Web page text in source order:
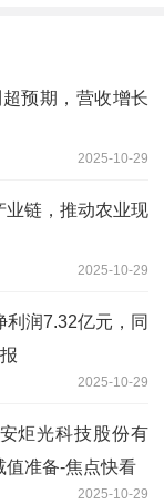
预期，营收增长
2025-10-29
业链，推动农业现
2025-10-29
润7.32亿元，同
2025-10-29
炬光科技股份有
值准备-焦点快看
2025-10-29